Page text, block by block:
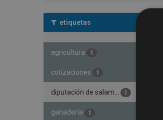
etiquetas
agricultura 1
cotizaciones 1
diputación de salam... 1
ganadería 1